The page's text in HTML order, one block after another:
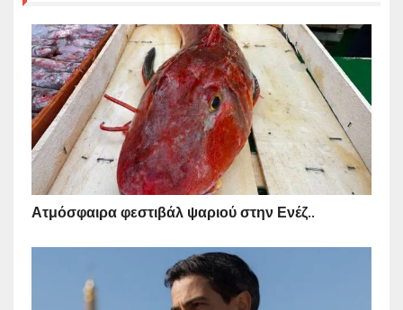
Ατμόσφαιρα φεστιβάλ ψαριού στην Ενέζ..